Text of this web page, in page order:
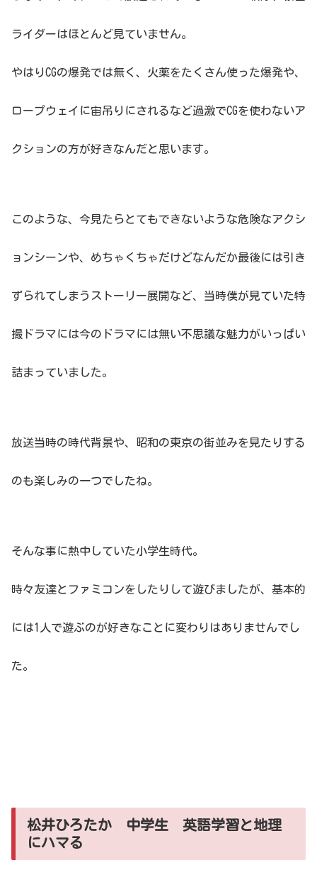
ライダーはほとんど見ていません。
やはりCGの爆発では無く、火薬をたくさん使った爆発や、
ロープウェイに宙吊りにされるなど過激でCGを使わないア
クションの方が好きなんだと思います。
このような、今見たらとてもできないような危険なアクシ
ョンシーンや、めちゃくちゃだけどなんだか最後には引き
ずられてしまうストーリー展開など、当時僕が見ていた特
撮ドラマには今のドラマには無い不思議な魅力がいっぱい
詰まっていました。
放送当時の時代背景や、昭和の東京の街並みを見たりする
のも楽しみの一つでしたね。
そんな事に熱中していた小学生時代。
時々友達とファミコンをしたりして遊びましたが、基本的
には1人で遊ぶのが好きなことに変わりはありませんでし
た。
松井ひろたか 中学生 英語学習と地理
にハマる